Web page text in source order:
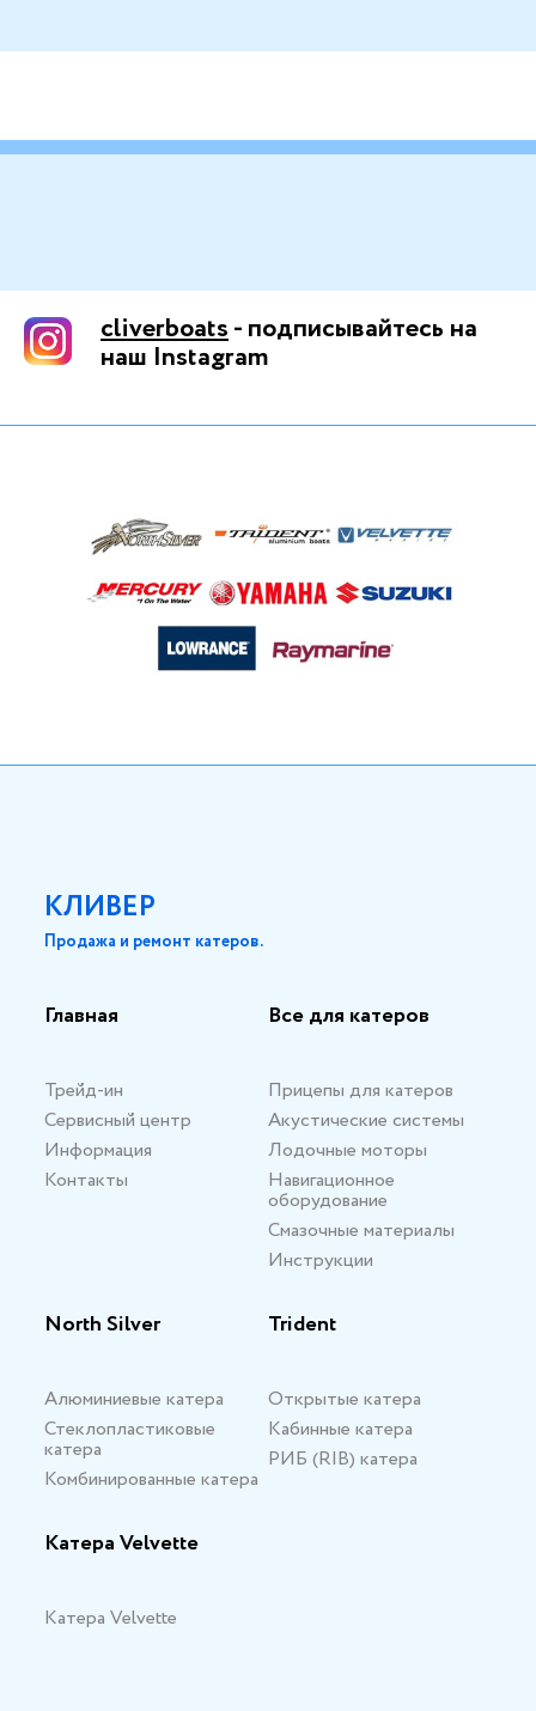
cliverboats- подписывайтесь на
наш Instagram
КЛИВЕР
Продажа и ремонт катеров.
Главная
Трейд-ин
Сервисный центр
Информация
Контакты
Все для катеров
Прицепы для катеров
Акустические системы
Лодочные моторы
Навигационное
оборудование
Смазочные материалы
Инструкции
North Silver
Алюминиевые катера
Стеклопластиковые
катера
Комбинированные катера
Trident
Открытые катера
Кабинные катера
РИБ (RIB) катера
Катера Velvette
Катера Velvette